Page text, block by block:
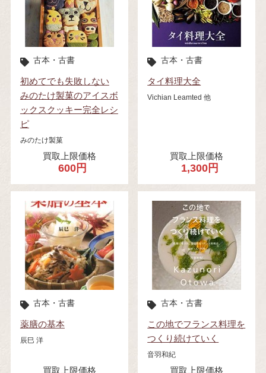
古本・古書
初めてでも失敗しない
みのたけ製菓のアイスボ
ックスクッキー完全レシ
ピ
みのたけ製菓
買取上限価格
600円
古本・古書
タイ料理大全
Vichian Leamted 他
買取上限価格
1,300円
古本・古書
薬膳の基本
辰巳 洋
買取上限価格
古本・古書
この地でフランス料理を
つくり続けていく
音羽和紀
買取上限価格